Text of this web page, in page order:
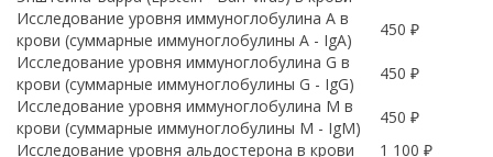
Исследование уровня иммуноглобулина A в
крови (суммарные иммуноглобулины А - IgA)
450 ₽
Исследование уровня иммуноглобулина G в
крови (суммарные иммуноглобулины G - IgG)
450 ₽
Исследование уровня иммуноглобулина М в
крови (суммарные иммуноглобулины М - IgМ)
450 ₽
Исследование уровня альдостерона в крови
1 100 ₽